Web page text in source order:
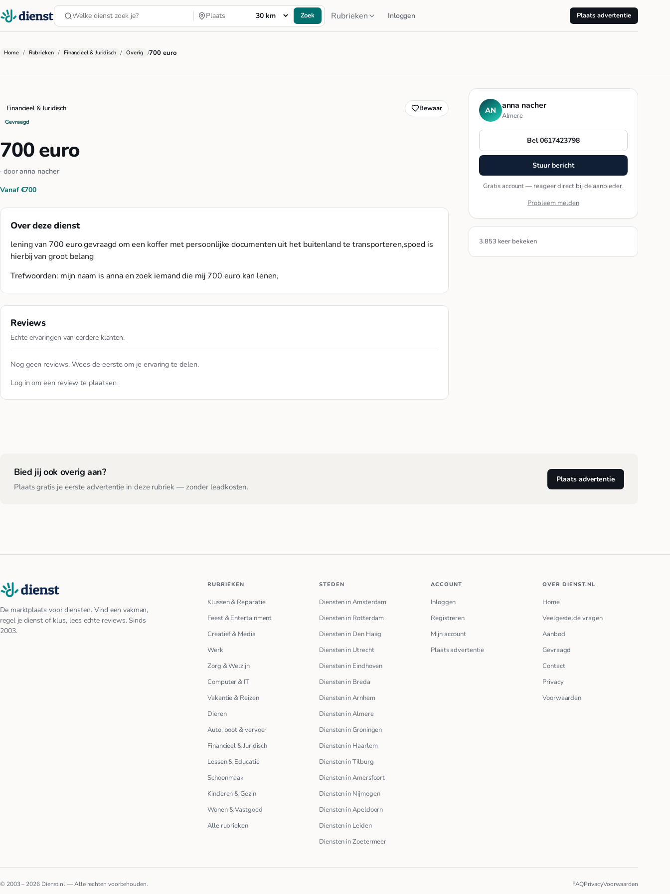
Zoek Rubrieken Inloggen Plaats advertentie
Home / Rubrieken / Financieel & Juridisch / Overig /700 euro
Financieel & Juridisch Bewaar
Gevraagd
700 euro
· dooranna nacher
Vanaf €700
Over deze dienst
lening van 700 euro gevraagd om een koffer met persoonlijke documenten uit het buitenland te transporteren,spoed is
hierbij van groot belang
Trefwoorden: mijn naam is anna en zoek iemand die mij 700 euro kan lenen,
Reviews
Echte ervaringen van eerdere klanten.
Nog geen reviews. Wees de eerste om je ervaring te delen.
Log in om een review te plaatsen.
AN anna nacher
Almere
Bel 0617423798
Stuur bericht
Gratis account — reageer direct bij de aanbieder.
Probleem melden
3.853 keer bekeken
Bied jij ook overig aan?
Plaats gratis je eerste advertentie in deze rubriek — zonder leadkosten.
Plaats advertentie
De marktplaats voor diensten. Vind een vakman,
regel je dienst of klus, lees echte reviews. Sinds
2003.
RUBRIEKEN
Klussen & Reparatie
Feest & Entertainment
Creatief & Media
Werk
Zorg & Welzijn
Computer & IT
Vakantie & Reizen
Dieren
Auto, boot & vervoer
Financieel & Juridisch
Lessen & Educatie
Schoonmaak
Kinderen & Gezin
Wonen & Vastgoed
Alle rubrieken
STEDEN
Diensten in Amsterdam
Diensten in Rotterdam
Diensten in Den Haag
Diensten in Utrecht
Diensten in Eindhoven
Diensten in Breda
Diensten in Arnhem
Diensten in Almere
Diensten in Groningen
Diensten in Haarlem
Diensten in Tilburg
Diensten in Amersfoort
Diensten in Nijmegen
Diensten in Apeldoorn
Diensten in Leiden
Diensten in Zoetermeer
ACCOUNT
Inloggen
Registreren
Mijn account
Plaats advertentie
OVER DIENST.NL
Home
Veelgestelde vragen
Aanbod
Gevraagd
Contact
Privacy
Voorwaarden
© 2003 – 2026 Dienst.nl — Alle rechten voorbehouden. FAQPrivacyVoorwaarden